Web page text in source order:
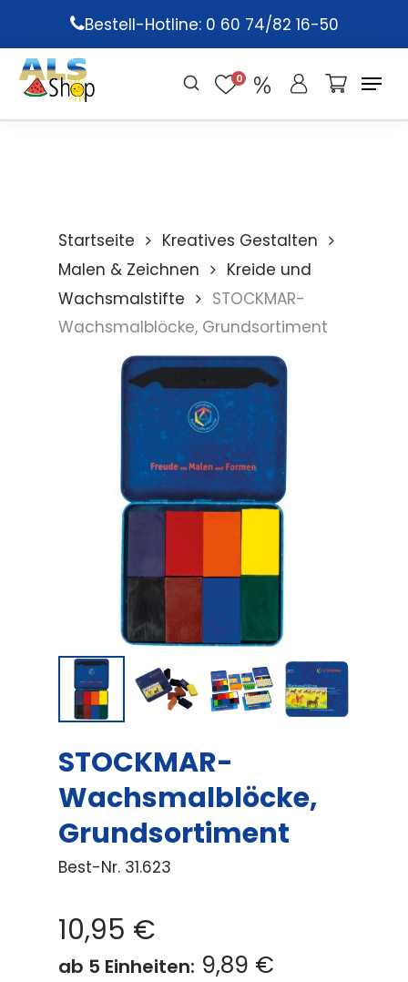
main
content
Bestell-Hotline: 0 60 74/82 16-50
0
Startseite
Kreatives Gestalten
Malen & Zeichnen
Kreide und
Wachsmalstifte
STOCKMAR-
Wachsmalblöcke, Grundsortiment
STOCKMAR-
Wachsmalblöcke,
Grundsortiment
Best-Nr. 31.623
10,95 €
ab 5 Einheiten: 9,89 €